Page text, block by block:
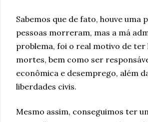
Sabemos que de fato, houve uma
pessoas morreram, mas a má
problema, foi o real motivo de ter
mortes, bem como ser
econômica e desemprego, além
liberdades civis.
Mesmo assim, conseguimos ter